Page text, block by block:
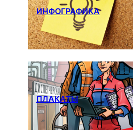
ИНФОГРАФИКА
ПЛАКАТЫ